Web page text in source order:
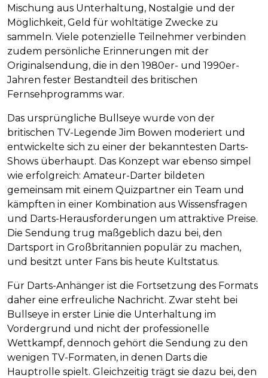
Mischung aus Unterhaltung, Nostalgie und der
Möglichkeit, Geld für wohltätige Zwecke zu
sammeln. Viele potenzielle Teilnehmer verbinden
zudem persönliche Erinnerungen mit der
Originalsendung, die in den 1980er- und 1990er-
Jahren fester Bestandteil des britischen
Fernsehprogramms war.
Das ursprüngliche Bullseye wurde von der
britischen TV-Legende Jim Bowen moderiert und
entwickelte sich zu einer der bekanntesten Darts-
Shows überhaupt. Das Konzept war ebenso simpel
wie erfolgreich: Amateur-Darter bildeten
gemeinsam mit einem Quizpartner ein Team und
kämpften in einer Kombination aus Wissensfragen
und Darts-Herausforderungen um attraktive Preise.
Die Sendung trug maßgeblich dazu bei, den
Dartsport in Großbritannien populär zu machen,
und besitzt unter Fans bis heute Kultstatus.
Für Darts-Anhänger ist die Fortsetzung des Formats
daher eine erfreuliche Nachricht. Zwar steht bei
Bullseye in erster Linie die Unterhaltung im
Vordergrund und nicht der professionelle
Wettkampf, dennoch gehört die Sendung zu den
wenigen TV-Formaten, in denen Darts die
Hauptrolle spielt. Gleichzeitig trägt sie dazu bei, den